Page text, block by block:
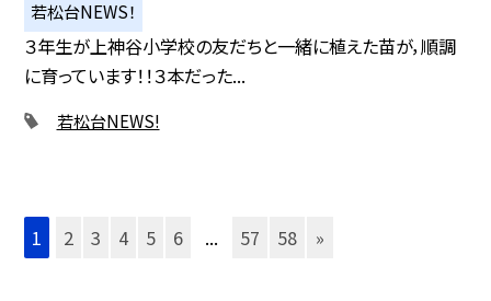
若松台NEWS！
３年生が上神谷小学校の友だちと一緒に植えた苗が，順調
に育っています！！３本だった...
若松台NEWS!
1 2 3 4 5 6 ... 57 58 »